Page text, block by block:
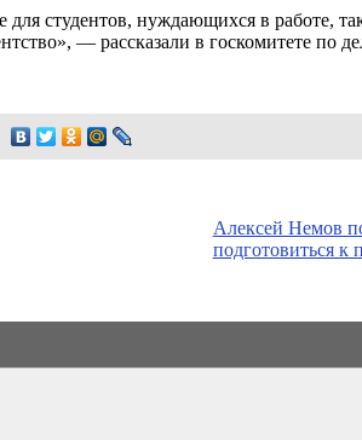
студентов, нуждающихся в работе,
— рассказали в госкомитете по
Алексей Немов
подготовиться к